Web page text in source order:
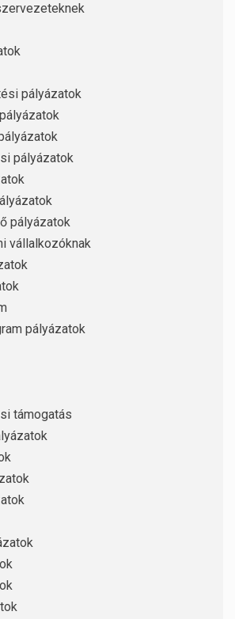
pályázatok
pályázatok
pályázatok
vállalkozóknak
pályázatok
támogatás